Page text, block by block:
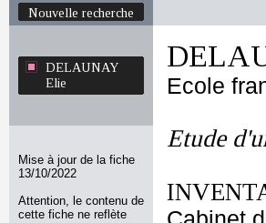
Nouvelle recherche
DELAUNAY
Elie
Mise à jour de la fiche
13/10/2022
Attention, le contenu de
cette fiche ne reflète
Ecole
Etude